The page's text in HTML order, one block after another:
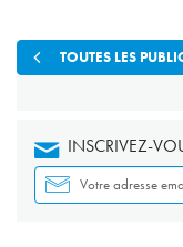
TOUTES LES
INSCRIVEZ-